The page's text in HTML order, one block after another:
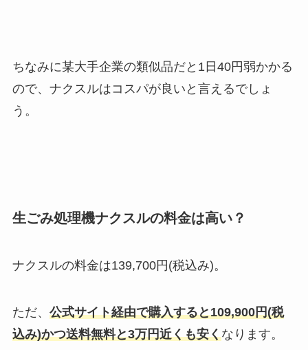
ちなみに某大手企業の類似品だと1日40円弱かかる
ので、ナクスルはコスパが良いと言えるでしょ
う。
生ごみ処理機ナクスルの料金は高い？
ナクスルの料金は139,700円(税込み)。
ただ、 公式サイト経由で購入すると109,900円(税
込み)かつ送料無料と3万円近くも安くなります。